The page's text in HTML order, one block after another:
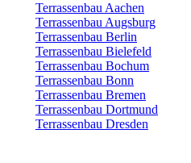
Terrassenbau Aachen
Terrassenbau Augsburg
Terrassenbau Berlin
Terrassenbau Bielefeld
Terrassenbau Bochum
Terrassenbau Bonn
Terrassenbau Bremen
Terrassenbau Dortmund
Terrassenbau Dresden